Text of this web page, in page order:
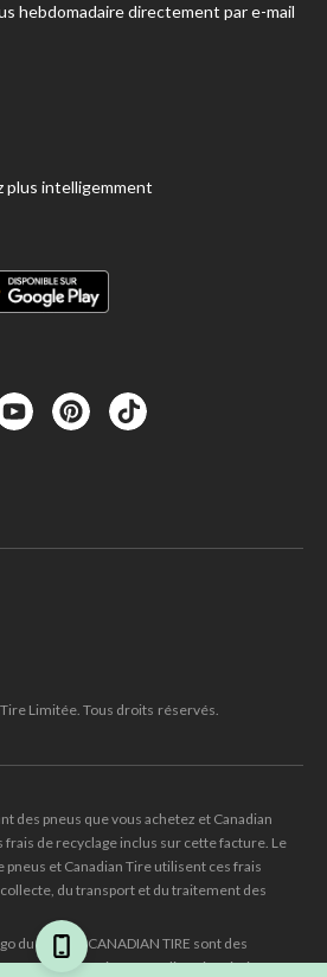
hebdomadaire directement par e-mail
plus intelligemment
Limitée. Tous droits réservés.
des pneus que vous achetez et Canadian
frais de recyclage inclus sur cette facture. Le
et Canadian Tire utilisent ces frais
du transport et du traitement des
du triangle CANADIAN TIRE sont des
de la Société Canadian Tire Limitée.